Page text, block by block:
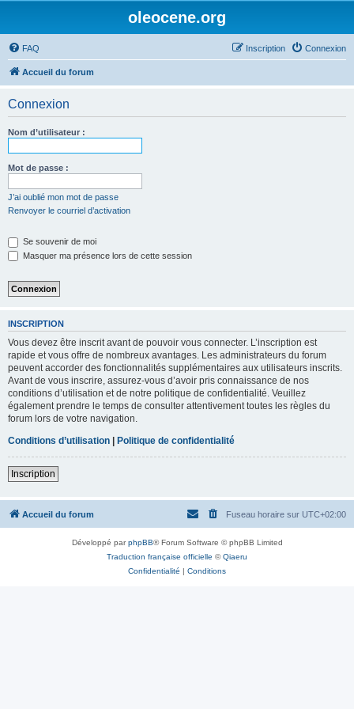
oleocene.org
FAQ Connexion
Inscription
Accueil du forum
Connexion
Nom d’utilisateur :
Mot de passe :
J’ai oublié mon mot de passe
Renvoyer le courriel d’activation
Se souvenir de moi
Masquer ma présence lors de cette session
INSCRIPTION
Vous devez être inscrit avant de pouvoir vous connecter. L’inscription est
rapide et vous offre de nombreux avantages. Les administrateurs du forum
peuvent accorder des fonctionnalités supplémentaires aux utilisateurs inscrits.
Avant de vous inscrire, assurez-vous d’avoir pris connaissance de nos
conditions d’utilisation et de notre politique de confidentialité. Veuillez
également prendre le temps de consulter attentivement toutes les règles du
forum lors de votre navigation.
Conditions d’utilisation | Politique de confidentialité
Inscription
Accueil du forum Fuseau horaire sur UTC+02:00
Développé parphpBB® Forum Software © phpBB Limited
Traduction française officielle ©Qiaeru
Confidentialité | Conditions